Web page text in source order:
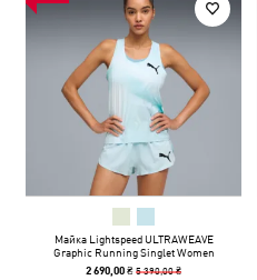
Майка Lightspeed ULTRAWEAVE
Graphic Running Singlet Women
2 690,00 ₴5 390,00 ₴